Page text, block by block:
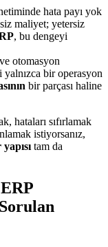
hata payı yok
maliyet; yetersiz
, bu dengeyi
otomasyon
bir operasyon
bir parçası haline
hataları sıfırlamak
istiyorsanız,
tam da